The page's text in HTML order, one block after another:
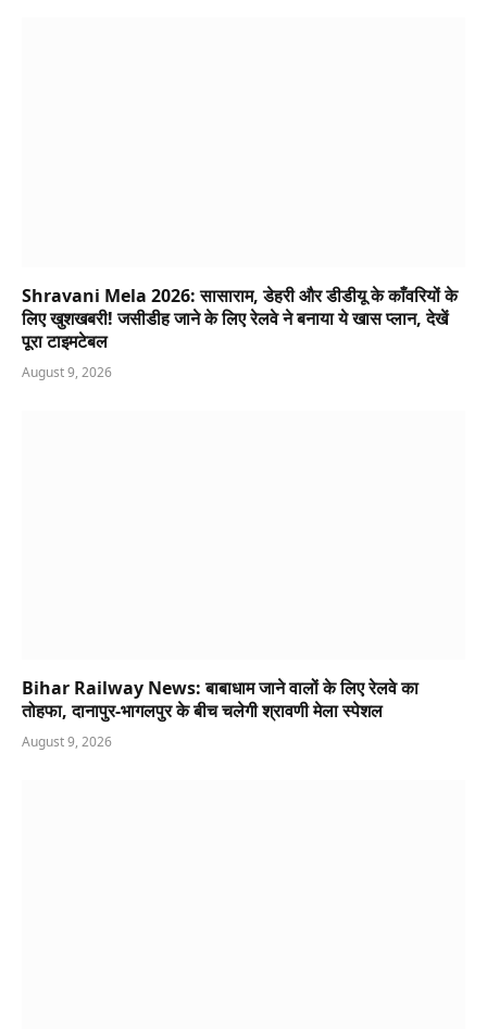
Shravani Mela 2026: सासाराम, डेहरी और डीडीयू के काँवरियों के
लिए खुशखबरी! जसीडीह जाने के लिए रेलवे ने बनाया ये खास प्लान, देखें
पूरा टाइमटेबल
August 9, 2026
Bihar Railway News: बाबाधाम जाने वालों के लिए रेलवे का
तोहफा, दानापुर-भागलपुर के बीच चलेगी श्रावणी मेला स्पेशल
August 9, 2026